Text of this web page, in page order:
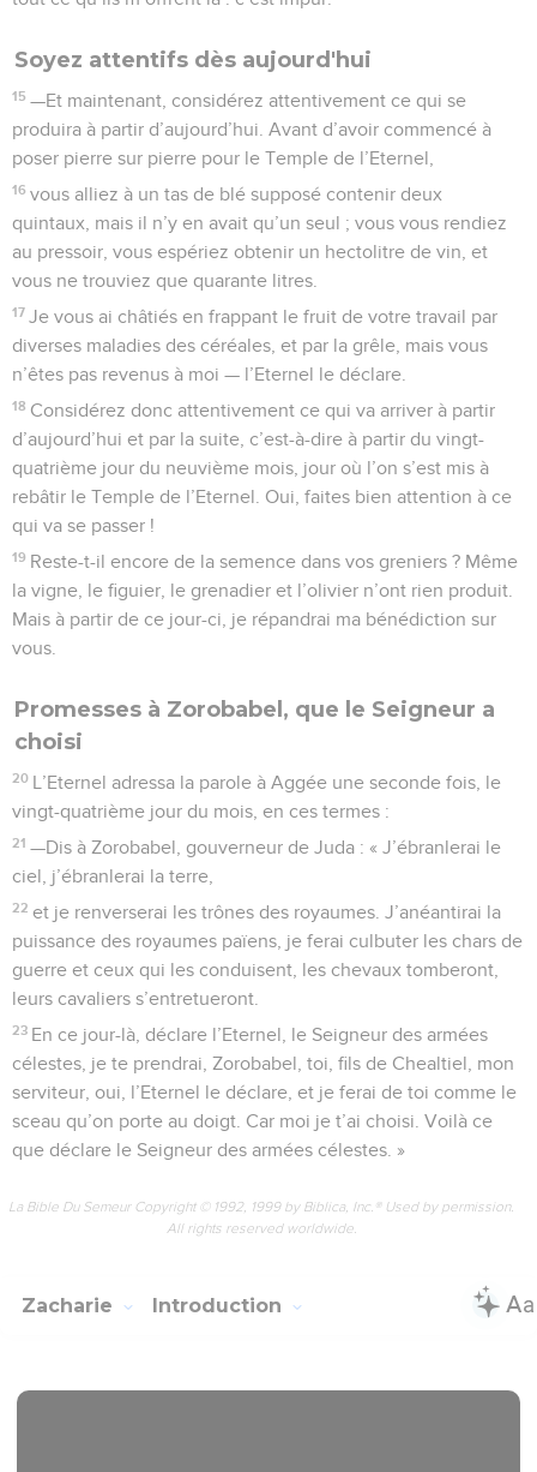
Soyez attentifs dès aujourd'hui
15 —Et maintenant, considérez attentivement ce qui se
produira à partir d’aujourd’hui. Avant d’avoir commencé à
poser pierre sur pierre pour le Temple de l’Eternel,
16 vous alliez à un tas de blé supposé contenir deux
quintaux, mais il n’y en avait qu’un seul ; vous vous rendiez
au pressoir, vous espériez obtenir un hectolitre de vin, et
vous ne trouviez que quarante litres.
17 Je vous ai châtiés en frappant le fruit de votre travail par
diverses maladies des céréales, et par la grêle, mais vous
n’êtes pas revenus à moi — l’Eternel le déclare.
18 Considérez donc attentivement ce qui va arriver à partir
d’aujourd’hui et par la suite, c’est-à-dire à partir du vingt-
quatrième jour du neuvième mois, jour où l’on s’est mis à
rebâtir le Temple de l’Eternel. Oui, faites bien attention à ce
qui va se passer !
19 Reste-t-il encore de la semence dans vos greniers ? Même
la vigne, le figuier, le grenadier et l’olivier n’ont rien produit.
Mais à partir de ce jour-ci, je répandrai ma bénédiction sur
vous.
Promesses à Zorobabel, que le Seigneur a
choisi
20 L’Eternel adressa la parole à Aggée une seconde fois, le
vingt-quatrième jour du mois, en ces termes :
21 —Dis à Zorobabel, gouverneur de Juda : « J’ébranlerai le
ciel, j’ébranlerai la terre,
22 et je renverserai les trônes des royaumes. J’anéantirai la
puissance des royaumes païens, je ferai culbuter les chars de
guerre et ceux qui les conduisent, les chevaux tomberont,
leurs cavaliers s’entretueront.
23 En ce jour-là, déclare l’Eternel, le Seigneur des armées
célestes, je te prendrai, Zorobabel, toi, fils de Chealtiel, mon
serviteur, oui, l’Eternel le déclare, et je ferai de toi comme le
sceau qu’on porte au doigt. Car moi je t’ai choisi. Voilà ce
que déclare le Seigneur des armées célestes. »
La Bible Du Semeur Copyright © 1992, 1999 by Biblica, Inc.® Used by permission.
All rights reserved worldwide.
Zacharie Introduction